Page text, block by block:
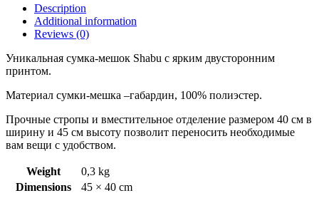
Description
Additional information
Reviews (0)
Уникальная сумка-мешок Shabu с ярким двусторонним
принтом.
Материал сумки-мешка –габардин, 100% полиэстер.
Прочные стропы и вместительное отделение размером 40 см в
ширину и 45 см высоту позволит переносить необходимые
вам вещи с удобством.
Weight
0,3 kg
Dimensions
45 × 40 cm